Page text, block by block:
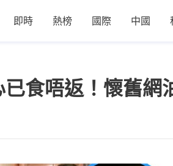
即時 熱榜 國際 中國
已食唔返！懷舊